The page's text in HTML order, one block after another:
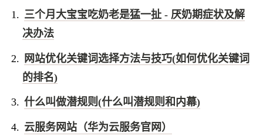
三个月大宝宝吃奶老是猛一扯 - 厌奶期症状及解
决办法
网站优化关键词选择方法与技巧(如何优化关键词
的排名)
什么叫做潜规则(什么叫潜规则和内幕)
云服务网站（华为云服务官网）